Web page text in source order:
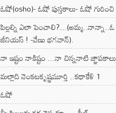
ఓషో(osho)- ఓషో పుస్తకాలు- ఓషో గురించి
పిల్లల్ని ఎలా పెంచాలి?...(అమ్మ..నాన్నా..ఓ
జీనియస్ ! -వేణు భగవాన్).
నా ఇష్టం నాకిష్టం ...నా చిన్ననాటి జ్ఞాపకాలు
మల్లాది వెంకటకృష్ణమూర్తి ..కథాకేళి 1
ఓషో